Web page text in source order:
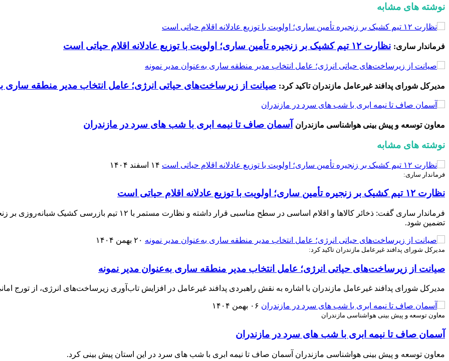
نوشته های مشابه
فرماندار ساری: نظارت ۱۲ تیم کشیک بر زنجیره تأمین ساری؛ اولویت با توزیع عادلانه اقلام حیاتی است
مدیرکل شورای پدافند غیرعامل مازندران تاکید کرد: صیانت از زیرساخت‌های حیاتی انرژی؛ عامل انتخاب مدیر منطقه ساری
معاون توسعه و پیش بینی هواشناسی مازندران
آسمان صاف تا نیمه ابری با شب های سرد در مازندران
نوشته های مشابه
۱۴ اسفند ۱۴۰۴
فرماندار ساری:
نظارت ۱۲ تیم کشیک بر زنجیره تأمین ساری؛ اولویت با توزیع عادلانه اقلام حیاتی است
فرماندار ساری گفت: ذخائر کالاها و اقلام اساسی در سطح مناسبی
تضمین شود.
۲۰ بهمن ۱۴۰۴
مدیرکل شورای پدافند غیرعامل مازندران تاکید کرد:
صیانت از زیرساخت‌های حیاتی انرژی؛ عامل انتخاب مدیر منطقه ساری به‌عنوان مدیر نمونه
مدیرکل شورای پدافند غیرعامل مازندران با اشاره به نقش راهبردی پدافند غیرعامل در افزایش تاب‌آوری زیرساخت‌های انرژی، از تورج
۰۶ بهمن ۱۴۰۴
معاون توسعه و پیش بینی هواشناسی مازندران
آسمان صاف تا نیمه ابری با شب های سرد در مازندران
معاون توسعه و پیش بینی هواشناسی مازندران آسمان صاف تا نیمه ابری با شب های سرد در این استان پیش بینی کرد.